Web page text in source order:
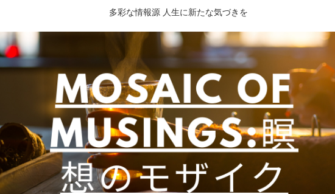
多彩な情報源 人生に新たな気づきを